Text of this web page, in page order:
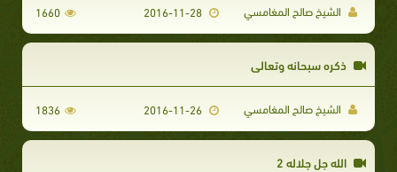
الشيخ صالح المغامسي 2016-11-28
1660
ذكره سبحانه وتعالى
الشيخ صالح المغامسي 2016-11-26
1836
الله جل جلاله 2